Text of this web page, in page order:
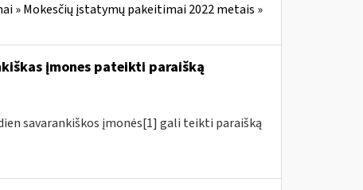
» Mokesčių įstatymų pakeitimai 2022 metais »
įmones pateikti paraišką
savarankiškos įmonės[1] gali teikti paraišką